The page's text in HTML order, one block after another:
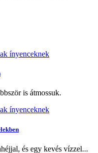
is átmossuk.
és egy kevés vízzel...